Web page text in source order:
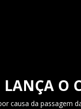
O
causa da passagem